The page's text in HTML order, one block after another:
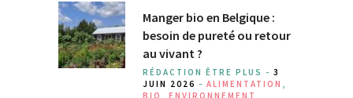
Manger bio en Belgique :
besoin de pureté ou retour
au vivant ?
RÉDACTION ÊTRE PLUS - 3
JUIN 2026 - ALIMENTATION ,
BIO , ENVIRONNEMENT ,